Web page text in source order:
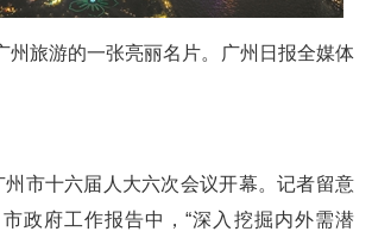
旅游的一张亮丽名片。广州日报全媒体
十六届人大六次会议开幕。记者留意
政府工作报告中，“深入挖掘内外需潜